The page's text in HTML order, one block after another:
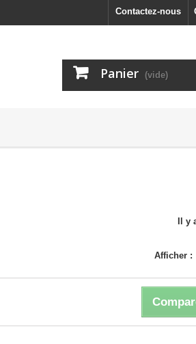
Contactez-nous
Panier (vide)
Il y
Afficher :